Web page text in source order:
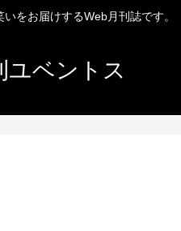
をお届けするWeb月刊誌です。
ユベントス